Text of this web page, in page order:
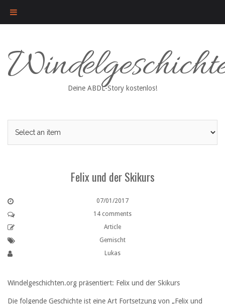
content
Deine ABDL-Story kostenlos!
Felix und der Skikurs
07/01/2017
14 comments
Article
Gemischt
Lukas
Windelgeschichten.org präsentiert: Felix und der Skikurs
Die folgende Geschichte ist eine Art Fortsetzung von „Felix und